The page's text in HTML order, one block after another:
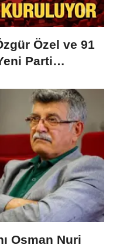
Özel ve 91
Parti
Osman Nuri